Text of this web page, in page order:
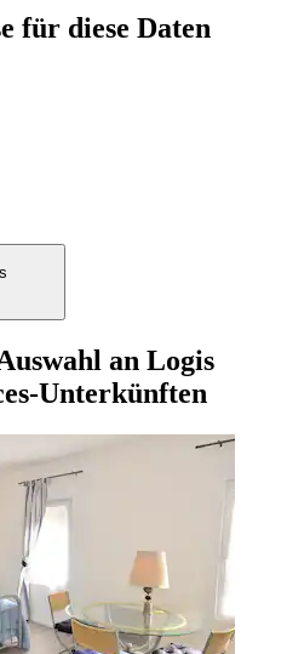
für diese Daten
an Logis
Unterkünften